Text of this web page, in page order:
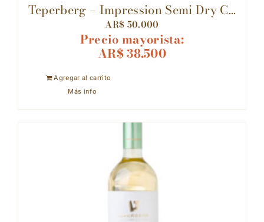
⁠Teperberg – Impression Semi Dry C...
AR$ 50.000
Precio mayorista:
AR$38.500
Agregar al carrito
Más info